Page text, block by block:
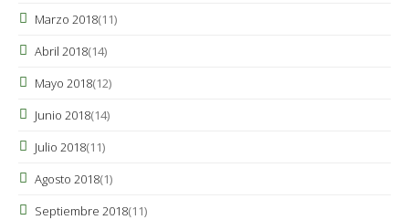
Marzo 2018(11)
Abril 2018(14)
Mayo 2018(12)
Junio 2018(14)
Julio 2018(11)
Agosto 2018(1)
Septiembre 2018(11)